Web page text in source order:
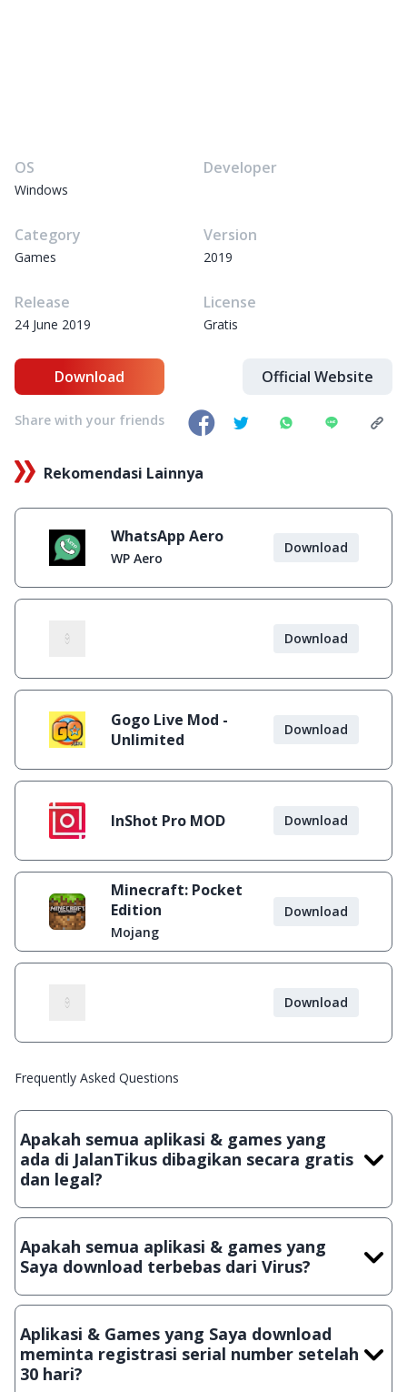
OS
Windows
Developer
Category
Games
Version
2019
Release
24 June 2019
License
Gratis
Download Official Website
Share with your friends
Rekomendasi Lainnya
WhatsApp Aero
WP Aero
Download
Download
Gogo Live Mod -
Unlimited
Download
InShot Pro MOD Download
Minecraft: Pocket
Edition
Mojang
Download
Download
Frequently Asked Questions
Apakah semua aplikasi & games yang
ada di JalanTikus dibagikan secara gratis
dan legal?
Ya, JalanTikus hanya membagikan aplikasi & games yang
crack, patch atau semacamnya.
Apakah semua aplikasi & games yang
Saya download terbebas dari Virus?
Ya, JalanTikus selalu melakukan scanning dengan 3 jenis
suatu aplikasi atau games, sehingga bisa dijamin 100%
terbebas dari virus.
Aplikasi & Games yang Saya download
meminta registrasi serial number setelah
30 hari?